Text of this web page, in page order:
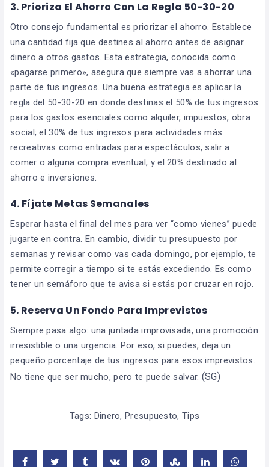
3. Prioriza El Ahorro Con La Regla 50-30-20
Otro consejo fundamental es priorizar el ahorro. Establece
una cantidad fija que destines al ahorro antes de asignar
dinero a otros gastos. Esta estrategia, conocida como
«pagarse primero», asegura que siempre vas a ahorrar una
parte de tus ingresos. Una buena estrategia es aplicar la
regla del 50-30-20 en donde destinas el 50% de tus ingresos
para los gastos esenciales como alquiler, impuestos, obra
social; el 30% de tus ingresos para actividades más
recreativas como entradas para espectáculos, salir a
comer o alguna compra eventual; y el 20% destinado al
ahorro e inversiones.
4. Fíjate Metas Semanales
Esperar hasta el final del mes para ver “como vienes” puede
jugarte en contra. En cambio, dividir tu presupuesto por
semanas y revisar como vas cada domingo, por ejemplo, te
permite corregir a tiempo si te estás excediendo. Es como
tener un semáforo que te avisa si estás por cruzar en rojo.
5. Reserva Un Fondo Para Imprevistos
Siempre pasa algo: una juntada improvisada, una promoción
irresistible o una urgencia. Por eso, si puedes, deja un
pequeño porcentaje de tus ingresos para esos imprevistos.
No tiene que ser mucho, pero te puede salvar. (SG)
Tags: Dinero,Presupuesto, Tips